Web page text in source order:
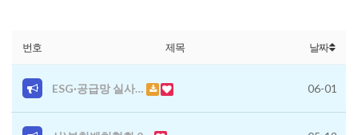
번호 제목 날짜
ESG·공급망 실사… 06-01